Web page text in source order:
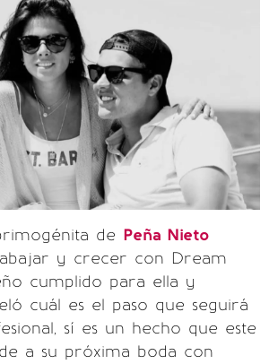
de Peña Nieto
y crecer con Dream
cumplido para ella y
cuál es el paso que seguirá
sí es un hecho que este
a su próxima boda con